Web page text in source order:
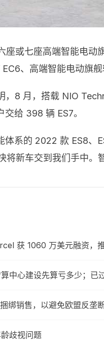
座或七座高端智能电动
、高端智能电动旗
，8 月，搭载 NIO
给 398 辆 ES7。
体系的 2022 款 ES8、
将新车交到我们手中
获 1060 万美元融资，
中心建设先算亏多少；
绑销售，以避免欧盟反垄
歧视问题